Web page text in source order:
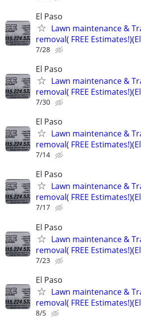
El Paso
Lawn maintenance &
removal( FREE
7/28
El Paso
Lawn maintenance &
removal( FREE
7/30
El Paso
Lawn maintenance &
removal( FREE
7/14
El Paso
Lawn maintenance &
removal( FREE
7/17
El Paso
Lawn maintenance &
removal( FREE
7/23
El Paso
Lawn maintenance &
removal( FREE
8/5